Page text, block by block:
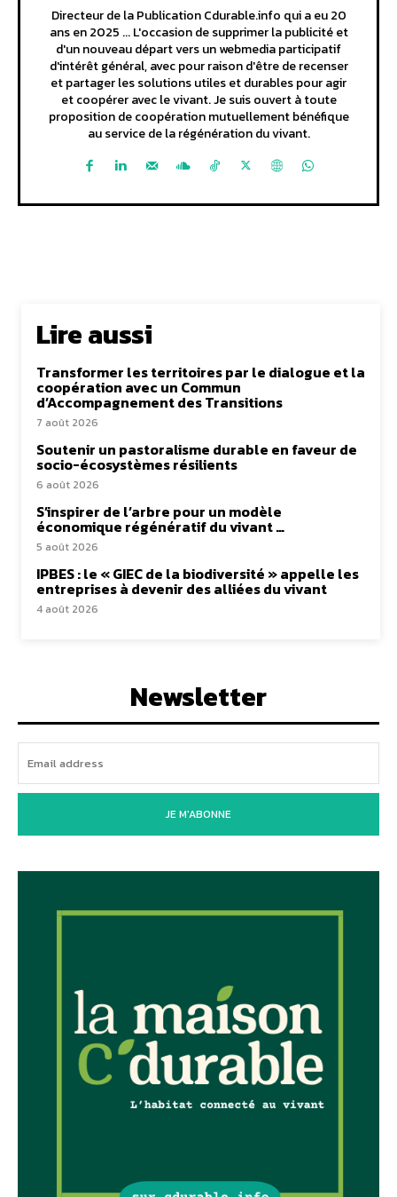
Directeur de la Publication Cdurable.info qui a eu 20
ans en 2025 ... L'occasion de supprimer la publicité et
d'un nouveau départ vers un webmedia participatif
d'intérêt général, avec pour raison d'être de recenser
et partager les solutions utiles et durables pour agir
et coopérer avec le vivant. Je suis ouvert à toute
proposition de coopération mutuellement bénéfique
au service de la régénération du vivant.
Lire aussi
Transformer les territoires par le dialogue et la
coopération avec un Commun
d’Accompagnement des Transitions
7 août 2026
Soutenir un pastoralisme durable en faveur de
socio-écosystèmes résilients
6 août 2026
S’inspirer de l’arbre pour un modèle
économique régénératif du vivant …
5 août 2026
IPBES : le « GIEC de la biodiversité » appelle les
entreprises à devenir des alliées du vivant
4 août 2026
Newsletter
JE M'ABONNE